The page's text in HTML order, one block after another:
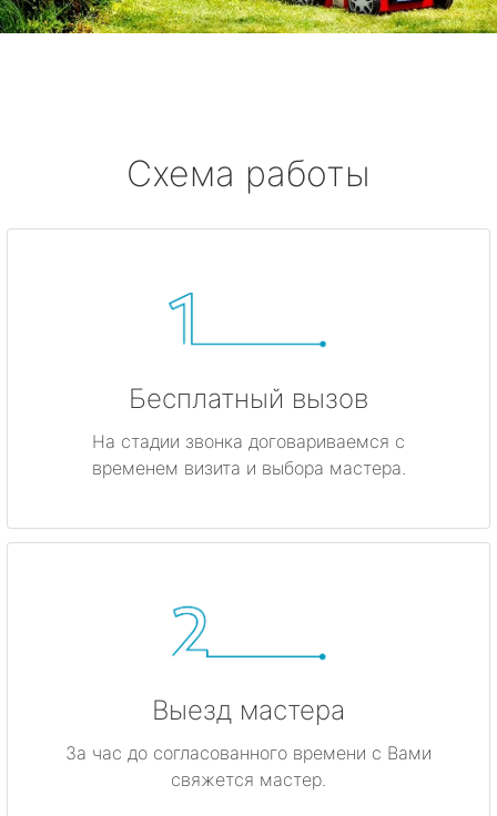
Схема работы
Бесплатный вызов
На стадии звонка договариваемся с
временем визита и выбора мастера.
Выезд мастера
За час до согласованного времени с Вами
свяжется мастер.